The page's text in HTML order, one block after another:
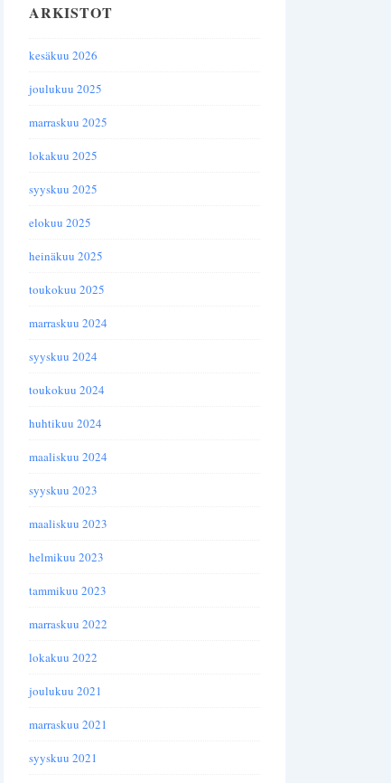
ARKISTOT
kesäkuu 2026
joulukuu 2025
marraskuu 2025
lokakuu 2025
syyskuu 2025
elokuu 2025
heinäkuu 2025
toukokuu 2025
marraskuu 2024
syyskuu 2024
toukokuu 2024
huhtikuu 2024
maaliskuu 2024
syyskuu 2023
maaliskuu 2023
helmikuu 2023
tammikuu 2023
marraskuu 2022
lokakuu 2022
joulukuu 2021
marraskuu 2021
syyskuu 2021